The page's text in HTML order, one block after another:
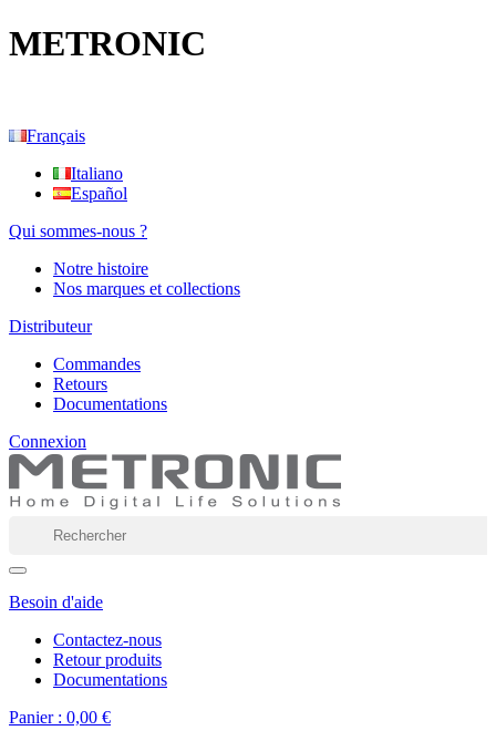
METRONIC
Français
Italiano
Español
Qui sommes-nous ?
Notre histoire
Nos marques et collections
Distributeur
Commandes
Retours
Documentations
Connexion
Besoin d'aide
Contactez-nous
Retour produits
Documentations
Panier : 0,00 €